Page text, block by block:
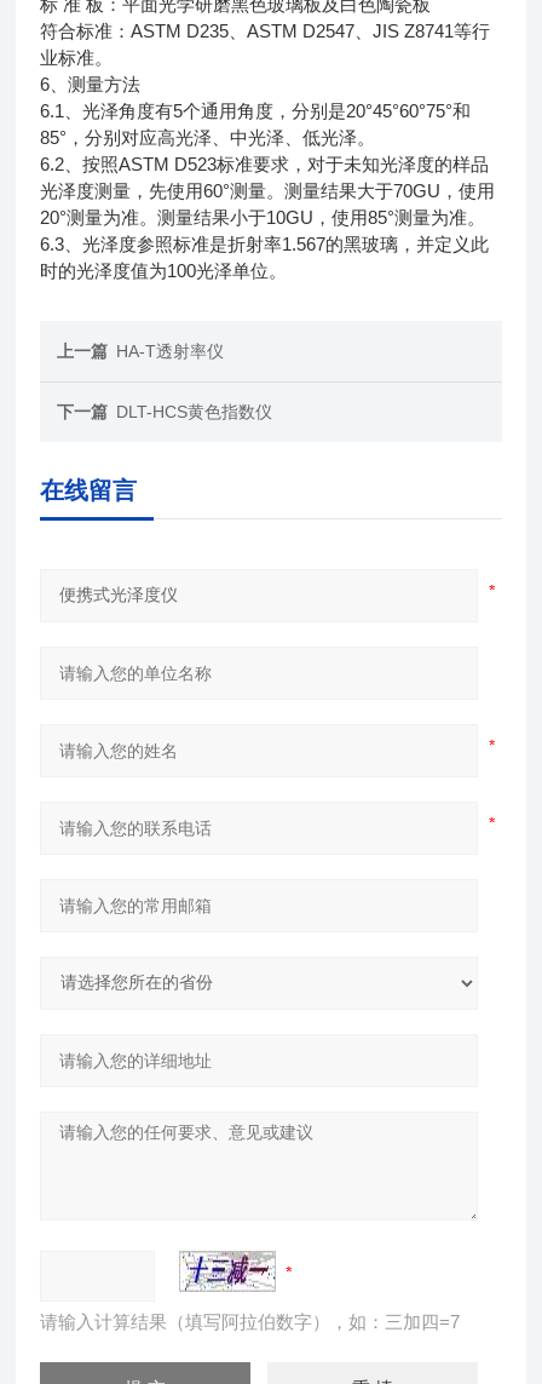
符合标准：ASTM D235、ASTM D2547、JIS Z8741等行
业标准。
6、测量方法
6.1、光泽角度有5个通用角度，分别是20°45°60°75°和
85°，分别对应高光泽、中光泽、低光泽。
6.2、按照ASTM D523标准要求，对于未知光泽度的样品
光泽度测量，先使用60°测量。测量结果大于70GU，使用
20°测量为准。测量结果小于10GU，使用85°测量为准。
6.3、光泽度参照标准是折射率1.567的黑玻璃，并定义此
时的光泽度值为100光泽单位。
上一篇 HA-T透射率仪
下一篇 DLT-HCS黄色指数仪
在线留言
请输入计算结果（填写阿拉伯数字），如：三加四=7